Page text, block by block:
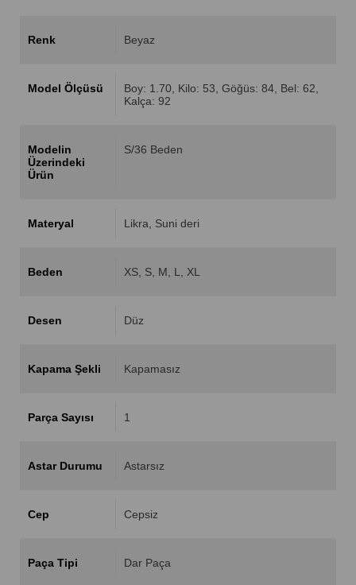
Renk Beyaz
Model Ölçüsü
Boy: 1.70, Kilo: 53, Göğüs: 84, Bel: 62,
Kalça: 92
Modelin
Üzerindeki
Ürün
S/36 Beden
Materyal Likra Suni deri
Beden XS S M L XL
Desen Düz
Kapama Şekli Kapamasız
Parça Sayısı 1
Astar Durumu Astarsız
Cep Cepsiz
Paça Tipi Dar Paça